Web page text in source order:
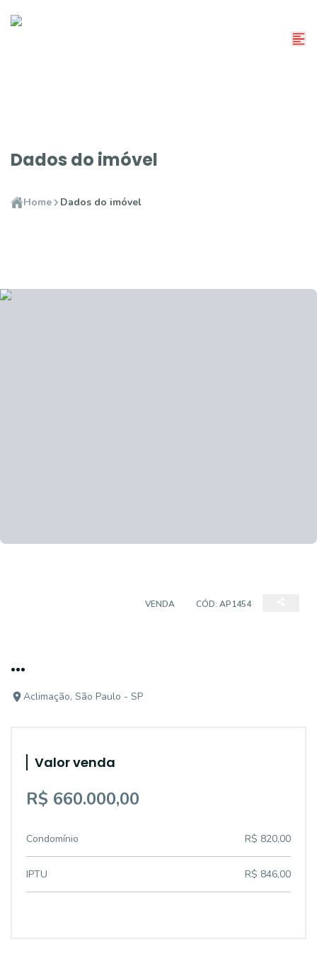
Dados do imóvel
Home Dados do imóvel
VENDA CÓD: AP1454
...
Aclimação, São Paulo - SP
Valor venda
R$ 660.000,00
Condomínio R$ 820,00
IPTU R$ 846,00